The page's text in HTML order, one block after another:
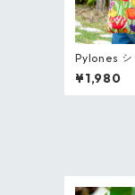
Pylones シ
グ・ラージ
¥1,980